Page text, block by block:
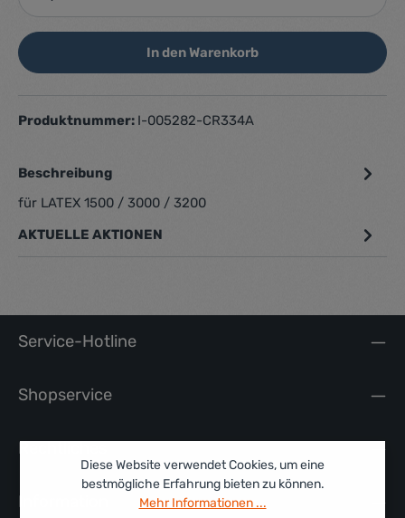
In den Warenkorb
Produktnummer: I-005282-CR334A
Beschreibung
für LATEX 1500 / 3000 / 3200
AKTUELLE AKTIONEN
Service-Hotline
Shopservice
Rechtliches
Information
Diese Website verwendet Cookies, um eine
bestmögliche Erfahrung bieten zu können.
Mehr Informationen ...